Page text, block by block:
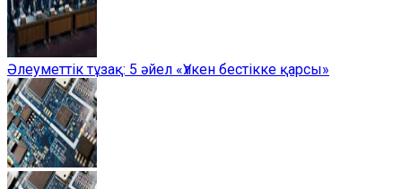
Әлеуметтік тұзақ: 5 әйел «Үлкен бестікке қарсы»